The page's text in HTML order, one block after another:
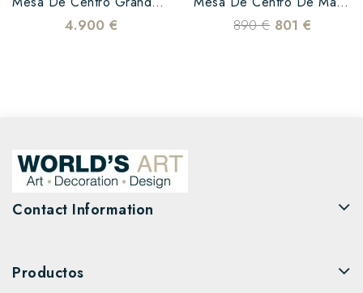
4.900 € 890 € 801 €
Contact Information
Productos